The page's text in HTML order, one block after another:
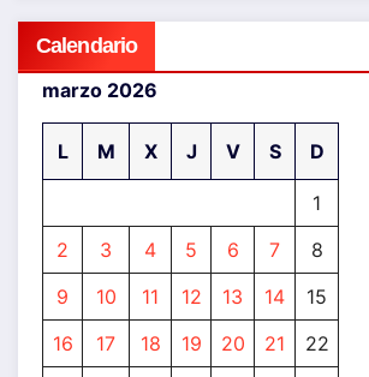
Calendario
marzo 2026
L M X J V S D
1
2
3 4 5 6 7
8
9
10 11 12 13 14
15
16
17 18 19 20 21
22